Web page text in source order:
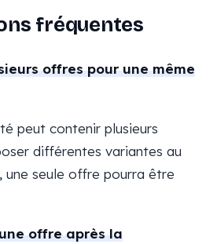
fréquentes
offres pour une même
peut contenir plusieurs
différentes variantes au
une seule offre pourra être
offre après la